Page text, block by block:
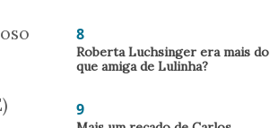
8
Roberta Luchsinger era mais do
que amiga de Lulinha?
9